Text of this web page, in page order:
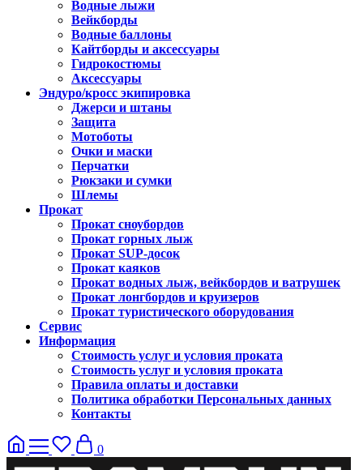
Водные лыжи
Вейкборды
Водные баллоны
Кайтборды и аксессуары
Гидрокостюмы
Аксессуары
Эндуро/кросс экипировка
Джерси и штаны
Защита
Мотоботы
Очки и маски
Перчатки
Рюкзаки и сумки
Шлемы
Прокат
Прокат сноубордов
Прокат горных лыж
Прокат SUP-досок
Прокат каяков
Прокат водных лыж, вейкбордов и ватрушек
Прокат лонгбордов и круизеров
Прокат туристического оборудования
Сервис
Информация
Стоимость услуг и условия проката
Стоимость услуг и условия проката
Правила оплаты и доставки
Политика обработки Персональных данных
Контакты
0